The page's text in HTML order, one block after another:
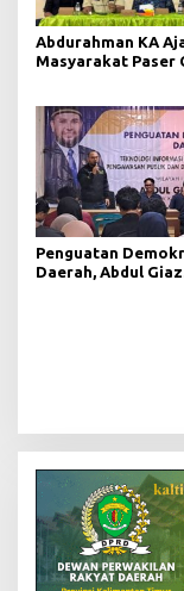
Abdurahman KA
Masyarakat Paser
Penguatan
Daerah, Abdul Giaz